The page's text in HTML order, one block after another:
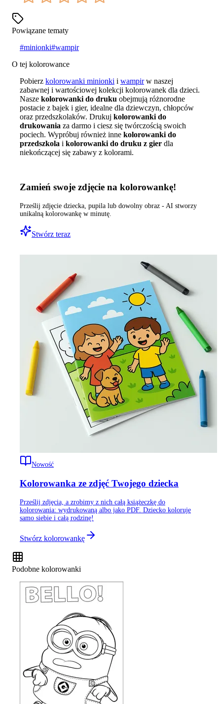
Powiązane tematy
#minionki#wampir
O tej kolorowance
Pobierz kolorowanki minionki i wampirw naszej
zabawnej i wartościowej kolekcji kolorowanek dla dzieci.
Nasze kolorowanki do druku obejmują różnorodne
postacie z bajek i gier, idealne dla dziewczyn, chłopców
oraz przedszkolaków. Drukuj kolorowanki do
drukowania za darmo i ciesz się twórczością swoich
pociech. Wypróbuj również inne kolorowanki do
przedszkola i kolorowanki do druku z gier dla
niekończącej się zabawy z kolorami.
Zamień swoje zdjęcie na kolorowankę!
Prześlij zdjęcie dziecka, pupila lub dowolny obraz - AI stworzy
unikalną kolorowankę w minutę.
Stwórz teraz
Nowość
Kolorowanka ze zdjęć Twojego dziecka
Prześlij zdjęcia, a zrobimy z nich całą książeczkę do
kolorowania: wydrukowaną albo jako PDF. Dziecko koloruje
samo siebie i całą rodzinę!
Stwórz kolorowankę
Podobne kolorowanki